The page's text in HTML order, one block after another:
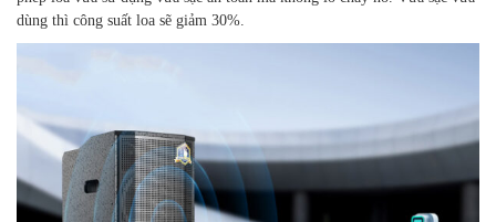
dùng thì công suất loa sẽ giảm 30%.